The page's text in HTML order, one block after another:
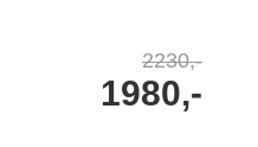
2230,-
1980,-